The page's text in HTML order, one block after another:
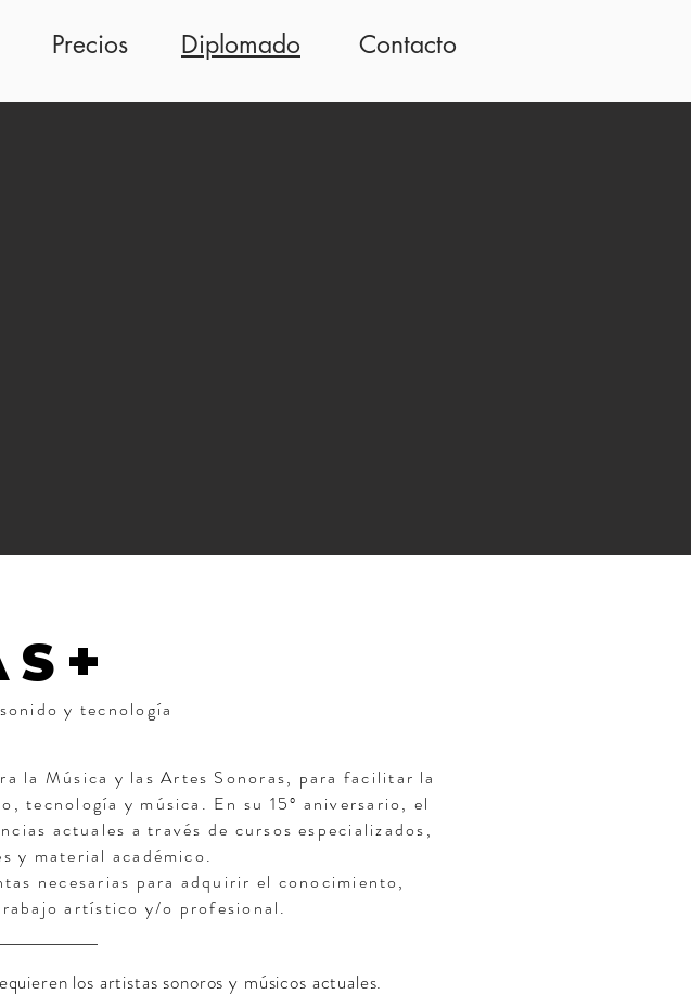
Precios Diplomado Contacto
+
y tecnología
la Música y las Artes Sonoras, para facilitar la
tecnología y música. En su 15º aniversario, el
actuales a través de cursos especializados,
y material académico.
necesarias para adquirir el conocimiento,
artístico y/o profesional.
los artistas sonoros y músicos actuales.